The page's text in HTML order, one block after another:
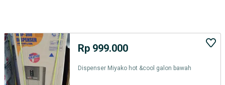
Rp 999.000
Dispenser Miyako hot &cool galon bawah